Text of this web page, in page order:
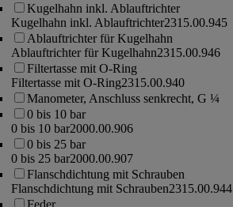
Kugelhahn inkl. Ablauftrichter
Kugelhahn inkl. Ablauftrichter2315.00.945
Ablauftrichter für Kugelhahn
Ablauftrichter für Kugelhahn2315.00.946
Filtertasse mit O-Ring
Filtertasse mit O-Ring2315.00.940
Manometer, Anschluss senkrecht, G ¼
0 bis 10 bar
0 bis 10 bar2000.00.906
0 bis 25 bar
0 bis 25 bar2000.00.907
Flanschdichtung mit Schrauben
Flanschdichtung mit Schrauben2315.00.944
Feder